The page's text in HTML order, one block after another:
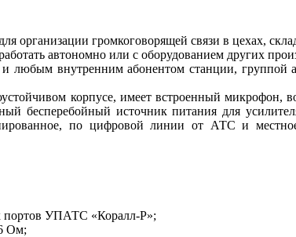
организации громкоговорящей связи в цехах,
автономно или с оборудованием других
и любым внутренним абонентом станции,
корпусе, имеет встроенный микрофон,
бесперебойный источник питания для
по цифровой линии от АТС и
портов УПАТС «Коралл-Р»;
Ом;